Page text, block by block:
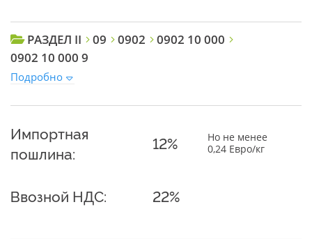
РАЗДЕЛ II 09 0902
0902 10 000
0902 10 000 9
Подробно
Импортная
пошлина:
12%
Но не менее
0,24 Евро/кг
Ввозной НДС: 22%